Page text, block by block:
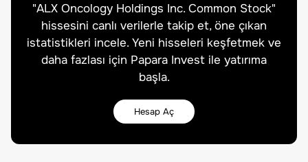
"ALX Oncology Holdings Inc. Common Stock"
hissesini canlı verilerle takip et, öne çıkan
istatistikleri incele. Yeni hisseleri keşfetmek ve
daha fazlası için Papara Invest ile yatırıma
başla.
Hesap Aç